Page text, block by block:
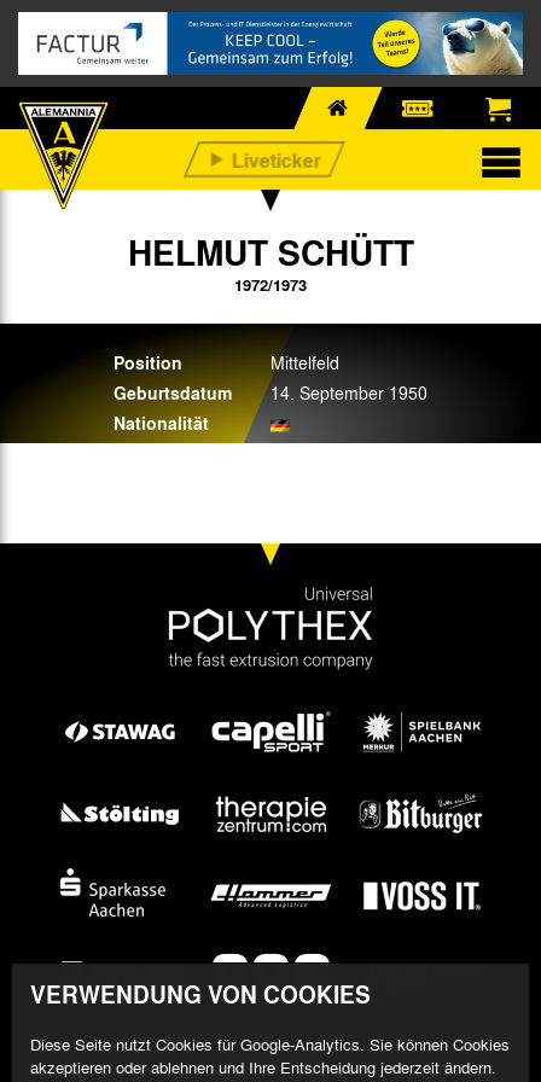
HELMUT SCHÜTT
1972/1973
Position Mittelfeld
Geburtsdatum 14. September 1950
Nationalität
VERWENDUNG VON COOKIES
Diese Seite nutzt Cookies für Google-Analytics. Sie können Cookies
akzeptieren oder ablehnen und Ihre Entscheidung jederzeit ändern.